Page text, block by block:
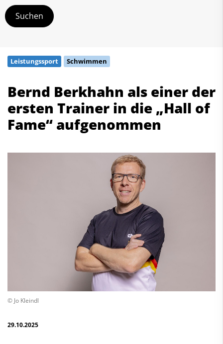
Leistungssport Schwimmen
Bernd Berkhahn als einer der
ersten Trainer in die „Hall of
Fame“ aufgenommen
© Jo Kleindl
29.10.2025
Service
Recht auf sicheren Schwimmsport
Abteilungen
Freiwasserschwimmen
Wasserball
Synchronschwimmen
Masterssport
Deutscher Schwimm-Verband e.V.